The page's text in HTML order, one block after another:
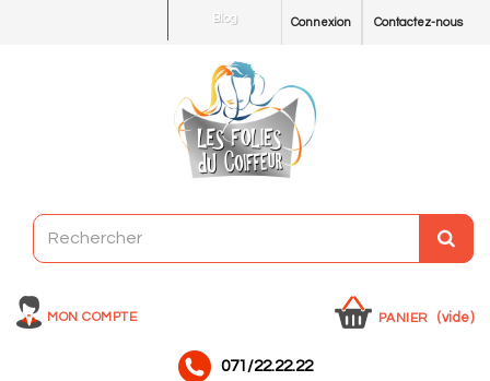
Contactez-nous
Connexion
Blog
MON COMPTE PANIER (vide)
071/22.22.22